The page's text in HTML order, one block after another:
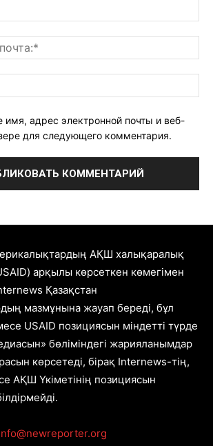
имя, адрес электронной почты и веб-
для следующего комментария.
АҚШ халықаралық
арқылы көрсеткен көмегімен
Қазақстан
мазмұнына жауап береді, бұл
USAID позициясын міндетті түрде
бөліміндегі жарияланымдар
көрсетеді, бірақ Internews-тің,
АҚШ Үкіметінің позициясын